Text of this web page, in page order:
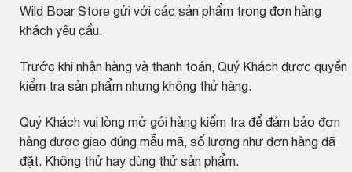
Wild Boar Store gửi với các sản phẩm trong đơn hàng
khách yêu cầu.
Trước khi nhận hàng và thanh toán, Quý Khách được quyền
kiểm tra sản phẩm nhưng không thử hàng.
Quý Khách vui lòng mở gói hàng kiểm tra để đảm bảo đơn
hàng được giao đúng mẫu mã, số lượng như đơn hàng đã
đặt. Không thử hay dùng thử sản phẩm.